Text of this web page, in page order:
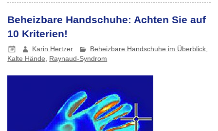
Beheizbare Handschuhe: Achten Sie auf
10 Kriterien!
Karin Hertzer Beheizbare Handschuhe im Überblick,
Kalte Hände, Raynaud-Syndrom